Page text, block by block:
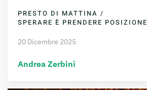
PRESTO DI MATTINA /
SPERARE È PRENDERE POSIZIONE
20 Dicembre 2025
Andrea Zerbini